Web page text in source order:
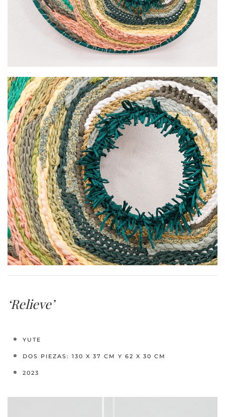
‘Relieve’
YUTE
DOS PIEZAS: 130 X 37 CM Y 62 X 30 CM
2023